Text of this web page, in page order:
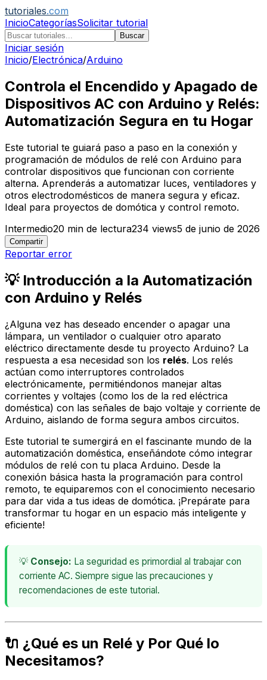
tutoriales.com
InicioCategoríasSolicitar tutorial
Buscar
Iniciar sesión
Inicio/Electrónica/Arduino
Controla el Encendido y Apagado de
Dispositivos AC con Arduino y Relés:
Automatización Segura en tu Hogar
Este tutorial te guiará paso a paso en la conexión y
programación de módulos de relé con Arduino para
controlar dispositivos que funcionan con corriente
alterna. Aprenderás a automatizar luces, ventiladores y
otros electrodomésticos de manera segura y eficaz.
Ideal para proyectos de domótica y control remoto.
Intermedio20 min de lectura234 views5 de junio de 2026
Compartir
Reportar error
💡 Introducción a la Automatización
con Arduino y Relés
¿Alguna vez has deseado encender o apagar una
lámpara, un ventilador o cualquier otro aparato
eléctrico directamente desde tu proyecto Arduino? La
respuesta a esa necesidad son los relés. Los relés
actúan como interruptores controlados
electrónicamente, permitiéndonos manejar altas
corrientes y voltajes (como los de la red eléctrica
doméstica) con las señales de bajo voltaje y corriente de
Arduino, aislando de forma segura ambos circuitos.
Este tutorial te sumergirá en el fascinante mundo de la
automatización doméstica, enseñándote cómo integrar
módulos de relé con tu placa Arduino. Desde la
conexión básica hasta la programación para control
remoto, te equiparemos con el conocimiento necesario
para dar vida a tus ideas de domótica. ¡Prepárate para
transformar tu hogar en un espacio más inteligente y
eficiente!
💡 Consejo: La seguridad es primordial al trabajar con
corriente AC. Siempre sigue las precauciones y
recomendaciones de este tutorial.
🔌 ¿Qué es un Relé y Por Qué lo
Necesitamos?